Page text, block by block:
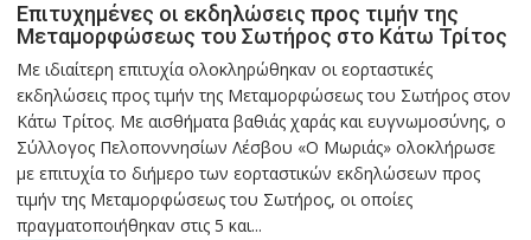
Επιτυχημένες οι εκδηλώσεις προς τιμήν της
Μεταμορφώσεως του Σωτήρος στο Κάτω Τρίτος
Με ιδιαίτερη επιτυχία ολοκληρώθηκαν οι εορταστικές
εκδηλώσεις προς τιμήν της Μεταμορφώσεως του Σωτήρος στον
Κάτω Τρίτος. Με αισθήματα βαθιάς χαράς και ευγνωμοσύνης, ο
Σύλλογος Πελοποννησίων Λέσβου «Ο Μωριάς» ολοκλήρωσε
με επιτυχία το διήμερο των εορταστικών εκδηλώσεων προς
τιμήν της Μεταμορφώσεως του Σωτήρος, οι οποίες
πραγματοποιήθηκαν στις 5 και...